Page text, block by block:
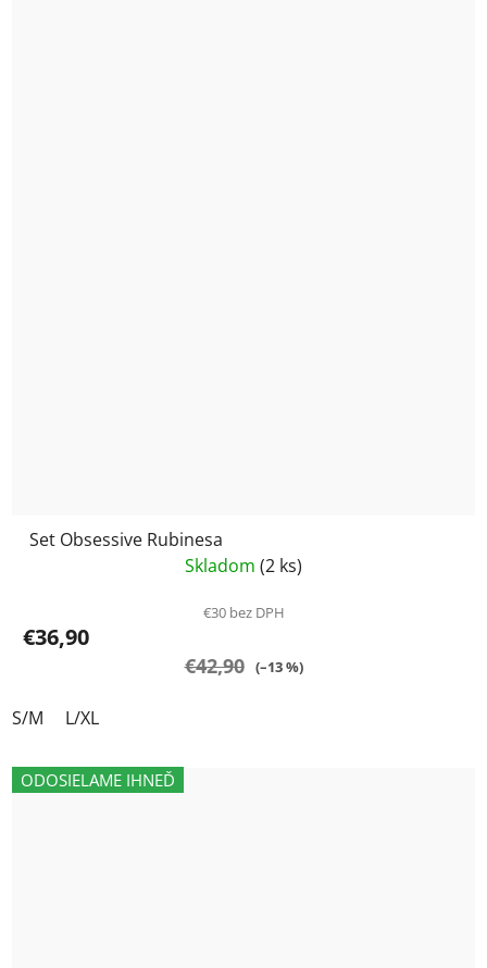
Set Obsessive Rubinesa
Skladom (2 ks)
€30 bez DPH
€36,90
€42,90 (–13 %)
S/M L/XL
ODOSIELAME IHNEĎ